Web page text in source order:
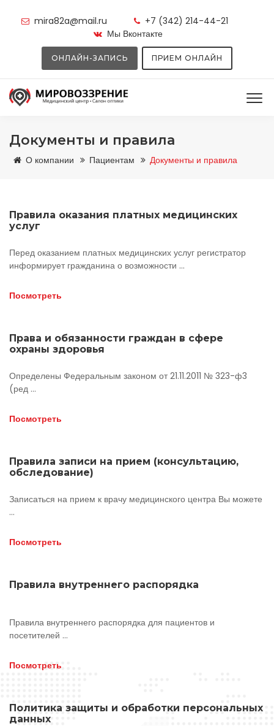
mira82a@mail.ru
+7 (342) 214-44-21
Мы Вконтакте
ОНЛАЙН-ЗАПИСЬ ПРИЕМ ОНЛАЙН
Документы и правила
О компании Пациентам Документы и правила
Правила оказания платных медицинских
услуг
Перед оказанием платных медицинских услуг регистратор
информирует гражданина о возможности ...
Посмотреть
Права и обязанности граждан в сфере
охраны здоровья
Определены Федеральным законом от 21.11.2011 № 323-ф3
(ред ...
Посмотреть
Правила записи на прием (консультацию,
обследование)
Записаться на прием к врачу медицинского центра Вы можете
...
Посмотреть
Правила внутреннего распорядка
Правила внутреннего распорядка для пациентов и
посетителей ...
Посмотреть
Политика защиты и обработки персональных
данных